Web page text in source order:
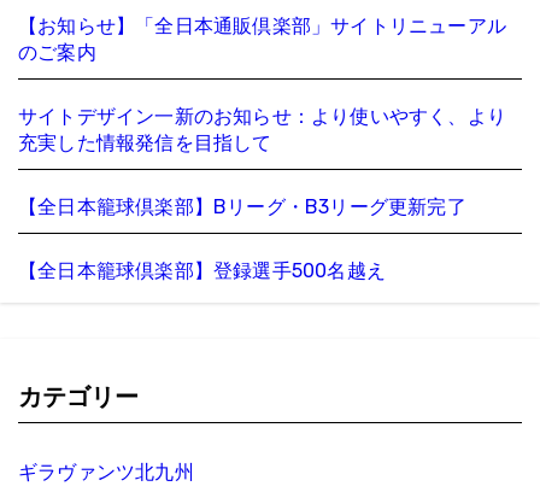
【お知らせ】「全日本通販倶楽部」サイトリニューアル
のご案内
サイトデザイン一新のお知らせ：より使いやすく、より
充実した情報発信を目指して
【全日本籠球倶楽部】Bリーグ・B3リーグ更新完了
【全日本籠球倶楽部】登録選手500名越え
カテゴリー
ギラヴァンツ北九州